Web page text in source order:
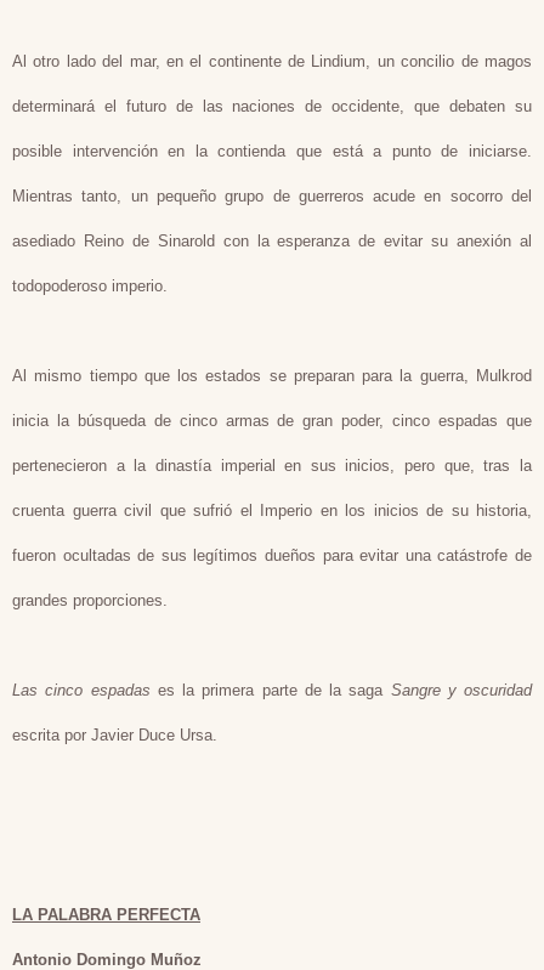
Al otro lado del mar, en el continente de Lindium, un concilio de magos
determinará el futuro de las naciones de occidente, que debaten su
posible intervención en la contienda que está a punto de iniciarse.
Mientras tanto, un pequeño grupo de guerreros acude en socorro del
asediado Reino de Sinarold con la esperanza de evitar su anexión al
todopoderoso imperio.
Al mismo tiempo que los estados se preparan para la guerra, Mulkrod
inicia la búsqueda de cinco armas de gran poder, cinco espadas que
pertenecieron a la dinastía imperial en sus inicios, pero que, tras la
cruenta guerra civil que sufrió el Imperio en los inicios de su historia,
fueron ocultadas de sus legítimos dueños para evitar una catástrofe de
grandes proporciones.
Las cinco espadas es la primera parte de la saga Sangre y oscuridad
escrita por Javier Duce Ursa.
LA PALABRA PERFECTA
Antonio Domingo Muñoz